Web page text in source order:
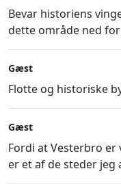
Bevar historiens
dette område ned
Gæst
Flotte og historiske
Gæst
Fordi at Vesterbro
er et af de steder jeg